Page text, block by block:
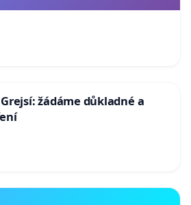
žádáme důkladné a